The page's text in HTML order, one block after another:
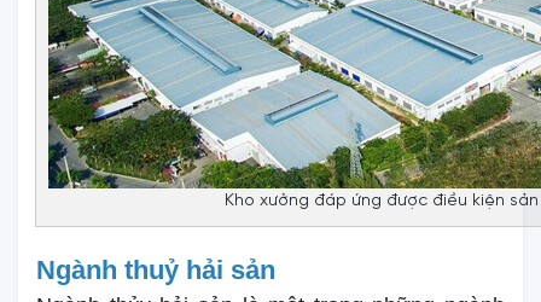
Kho xưởng đáp ứng được điều kiện
Ngành thuỷ hải sản